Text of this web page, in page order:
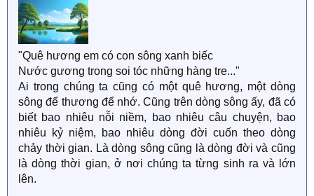
"Quê hương em có con sông xanh biếc
Nước gương trong soi tóc những hàng tre..."
Ai trong chúng ta cũng có một quê hương, một dòng
sông để thương để nhớ. Cũng trên dòng sông ấy, đã có
biết bao nhiêu nỗi niềm, bao nhiêu câu chuyện, bao
nhiêu kỷ niệm, bao nhiêu dòng đời cuốn theo dòng
chảy thời gian. Là dòng sông cũng là dòng đời và cũng
là dòng thời gian, ở nơi chúng ta từng sinh ra và lớn
lên.